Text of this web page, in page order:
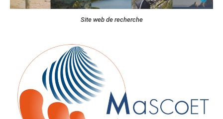
Site web de recherche